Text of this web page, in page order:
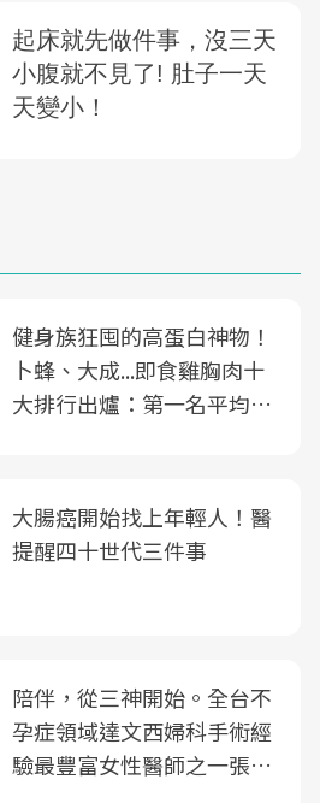
健身族狂囤的高蛋白神物！
卜蜂、大成...即食雞胸肉十
大排行出爐：第一名平均一
大腸癌開始找上年輕人！醫
提醒四十世代三件事
陪伴，從三神開始。全台不
孕症領域達文西婦科手術經
驗最豐富女性醫師之一張永